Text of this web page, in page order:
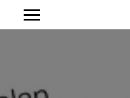
Argentinien